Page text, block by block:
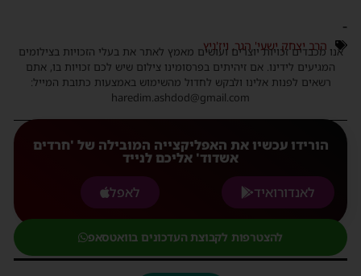
-
הרב יצחק ישעי' הגר, ויז'ניץ
אנו מכבדים זכויות יוצרים ועושים מאמץ לאתר את בעלי הזכויות בצילומים
המגיעים לידינו. אם זיהיתים בפרסומינו צילום שיש לכם זכויות בו, אתם
רשאים לפנות אלינו ולבקש לחדול מהשימוש באמצעות כתובת המייל:
haredim.ashdod@gmail.com
הורידו עכשיו את האפליקצייה המובילה של 'חרדים
אשדוד' אליכם לנייד
לאנדורואיד
לאפל
להצטרפות לקבוצת העדכונים בוואטסאפ